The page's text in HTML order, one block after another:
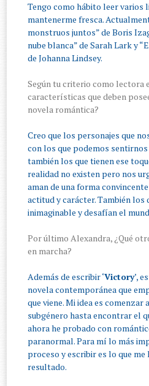
Tengo como hábito leer varios
mantenerme fresca.
monstruos juntos” de Boris
nube blanca” de Sarah Lark y
de Johanna Lindsey.
Según tu criterio como lectora
características que deben
novela romántica?
Creo que los personajes que
con los que podemos
también los que tienen ese
realidad no existen pero nos
aman de una forma
actitud y carácter. También los
inimaginable y desafían el
Por último Alexandra, ¿Qué
en marcha?
Además de escribir ‘Victory’,
novela contemporánea que
que viene. Mi idea es comenzar
subgénero hasta encontrar el
ahora he probado con
paranormal. Para mí lo más
proceso y escribir es lo que
resultado.